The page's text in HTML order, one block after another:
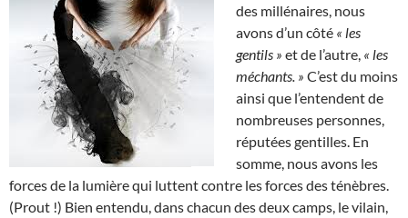
des millénaires, nous
avons d’un côté « les
gentils » et de l’autre, « les
méchants. » C’est du moins
ainsi que l’entendent de
nombreuses personnes,
réputées gentilles. En
somme, nous avons les
forces de la lumière qui luttent contre les forces des ténèbres.
(Prout !) Bien entendu, dans chacun des deux camps, le vilain,